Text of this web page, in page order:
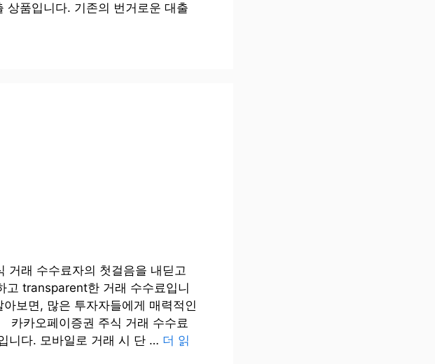
상품입니다. 기존의 번거로운 대출
거래 수수료자의 첫걸음을 내딛고
고 transparent한 거래 수수료입니
보면, 많은 투자자들에게 매력적인
카카오페이증권 주식 거래 수수료
니다. 모바일로 거래 시 단 … 더 읽